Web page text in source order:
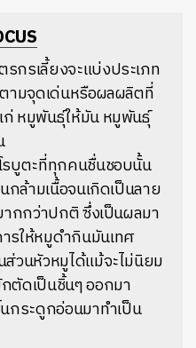
กรเลี้ยงจะแบ่งประเภท
ามจุดเด่นหรือผลผลิตที่
ก่ หมูพันธุ์ให้มันหมูพันธุ์
บูตะที่ทุกคนชื่นชอบนั้น
ล้ามเนื้อจนเกิดเป็นลาย
กกว่าปกติซึ่งเป็นผลมา
รให้หมูดำกินมันเทศ
ส่วนหัวหมูได้แม้จะไม่นิยม
ตัดเป็นชิ้นๆออกมา
กระดูกอ่อนมาทำเป็น